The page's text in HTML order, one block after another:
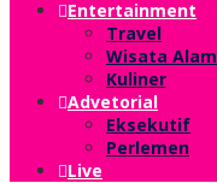
Entertainment
Travel
Wisata Alam
Kuliner
Advetorial
Eksekutif
Perlemen
Live